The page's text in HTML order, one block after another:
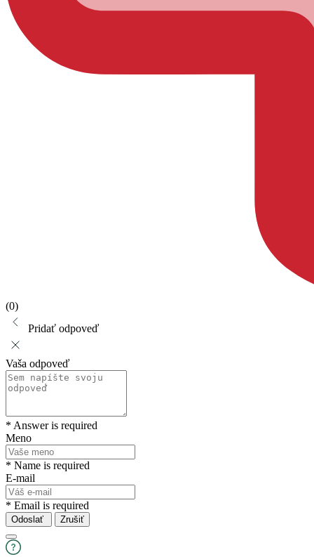
(0)
Pridať odpoveď
Vaša odpoveď
* Answer is required
Meno
* Name is required
E-mail
* Email is required
Odoslať Zrušiť